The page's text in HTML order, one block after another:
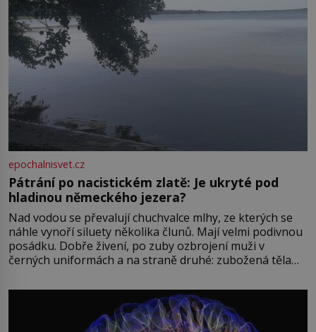
epochalnisvet.cz
Pátrání po nacistickém zlatě: Je ukryté pod
hladinou německého jezera?
Nad vodou se převalují chuchvalce mlhy, ze kterých se
náhle vynoří siluety několika člunů. Mají velmi podivnou
posádku. Dobře živení, po zuby ozbrojení muži v
černých uniformách a na straně druhé: zubožená těla
přízračná scéna znamená? Je jaro roku 1945, druhá
světová válka se chýlí ke konci. Jezero Stolpsee